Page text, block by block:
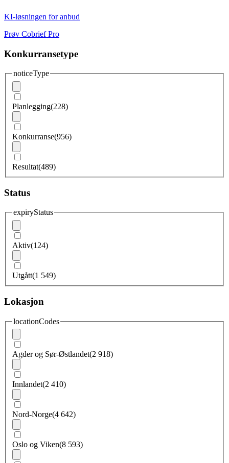
KI-løsningen for anbud
Prøv Cobrief Pro
Konkurransetype
noticeType
Planlegging(228)
Konkurranse(956)
Resultat(489)
Status
expiryStatus
Aktiv(124)
Utgått(1 549)
Lokasjon
locationCodes
Agder og Sør-Østlandet(2 918)
Innlandet(2 410)
Nord-Norge(4 642)
Oslo og Viken(8 593)